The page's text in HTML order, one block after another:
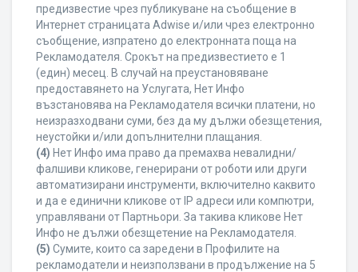
предизвестие чрез публикуване на съобщение в
Интернет страницата Adwise и/или чрез електронно
съобщение, изпратено до електронната поща на
Рекламодателя. Срокът на предизвестието е 1
(един) месец. В случай на преустановяване
предоставянето на Услугата, Нет Инфо
възстановява на Рекламодателя всички платени, но
неизразходвани суми, без да му дължи обезщетения,
неустойки и/или допълнителни плащания.
(4) Нет Инфо има право да премахва невалидни/
фалшиви кликове, генерирани от роботи или други
автоматизирани инструменти, включително каквито
и да е единични кликове от IP адреси или компютри,
управлявани от Партньори. За такива кликове Нет
Инфо не дължи обезщетение на Рекламодателя.
(5) Сумите, които са заредени в Профилите на
рекламодатели и неизползвани в продължение на 5